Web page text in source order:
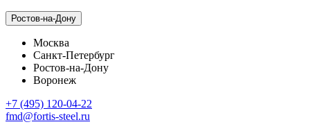
Ростов-на-Дону
Москва
Санкт-Петербург
Ростов-на-Дону
Воронеж
+7 (495) 120-04-22
fmd@fortis-steel.ru